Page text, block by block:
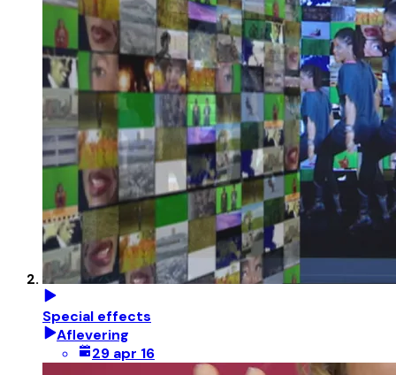
Special effects
Aflevering
29 apr 16